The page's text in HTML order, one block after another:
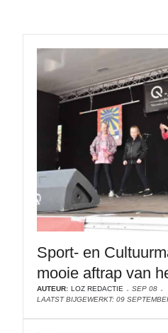
Sport- en
mooie aftrap van
AUTEUR: LOZ REDACTIE
SEP 08
LAATST BIJGEWERKT: 09